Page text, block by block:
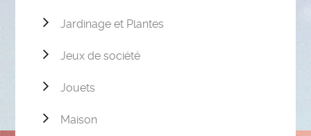
Jardinage et Plantes
Jeux de société
Jouets
Maison